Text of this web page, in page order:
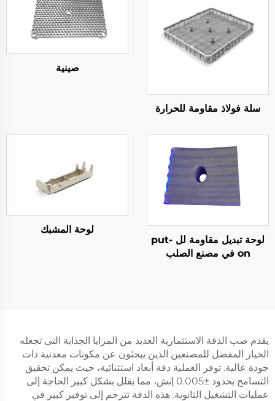
سلة فولاذ مقاومة للحرارة
صينية
لوحة تبديل مقاومة لل put-
on في مصنع الصلب
لوحة المشبك
يقدم صب الدقة الاستثمارية العديد من المزايا الجذابة التي تجعله
الخيار المفضل للمصنعين الذين يبحثون عن مكونات معدنية ذات
جودة عالية. توفر العملية دقة أبعاد استثنائية، حيث يمكن تحقيق
التسامح بحدود ±0.005 إنش، مما يقلل بشكل كبير الحاجة إلى
عمليات التشغيل الثانوية. هذه الدقة تترجم إلى توفير كبير في